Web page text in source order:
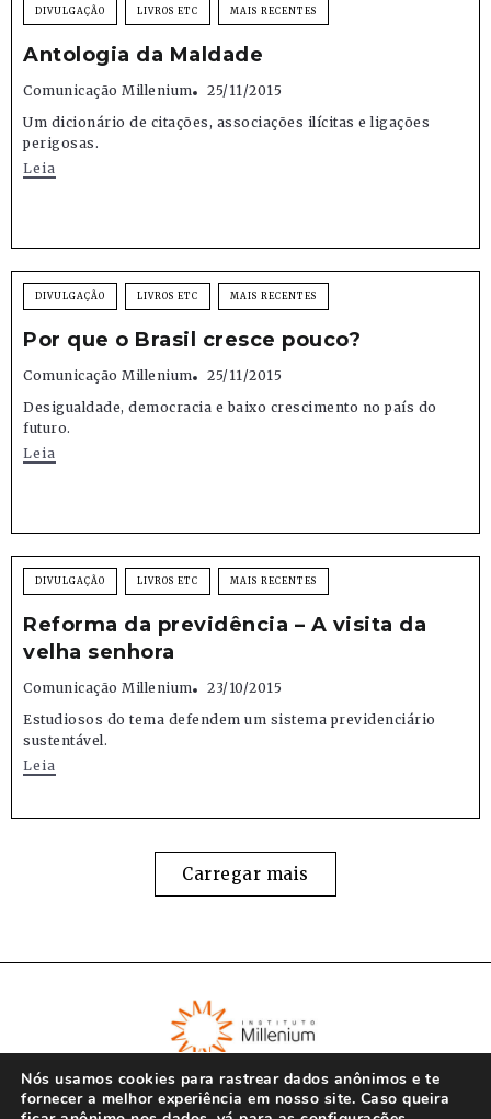
DIVULGAÇÃO LIVROS ETC MAIS RECENTES
Antologia da Maldade
Comunicação Millenium
25/11/2015
Um dicionário de citações, associações ilícitas e ligações
perigosas.
Leia
DIVULGAÇÃO LIVROS ETC MAIS RECENTES
Por que o Brasil cresce pouco?
Comunicação Millenium
25/11/2015
Desigualdade, democracia e baixo crescimento no país do
futuro.
Leia
DIVULGAÇÃO LIVROS ETC MAIS RECENTES
Reforma da previdência – A visita da
velha senhora
Comunicação Millenium
23/10/2015
Estudiosos do tema defendem um sistema previdenciário
sustentável.
Leia
Carregar mais
Nós usamos cookies para rastrear dados anônimos e te
fornecer a melhor experiência em nosso site. Caso queira